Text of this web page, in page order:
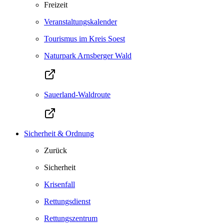
Freizeit
Veranstaltungskalender
Tourismus im Kreis Soest
Naturpark Arnsberger Wald
Sauerland-Waldroute
Sicherheit & Ordnung
Zurück
Sicherheit
Krisenfall
Rettungsdienst
Rettungszentrum